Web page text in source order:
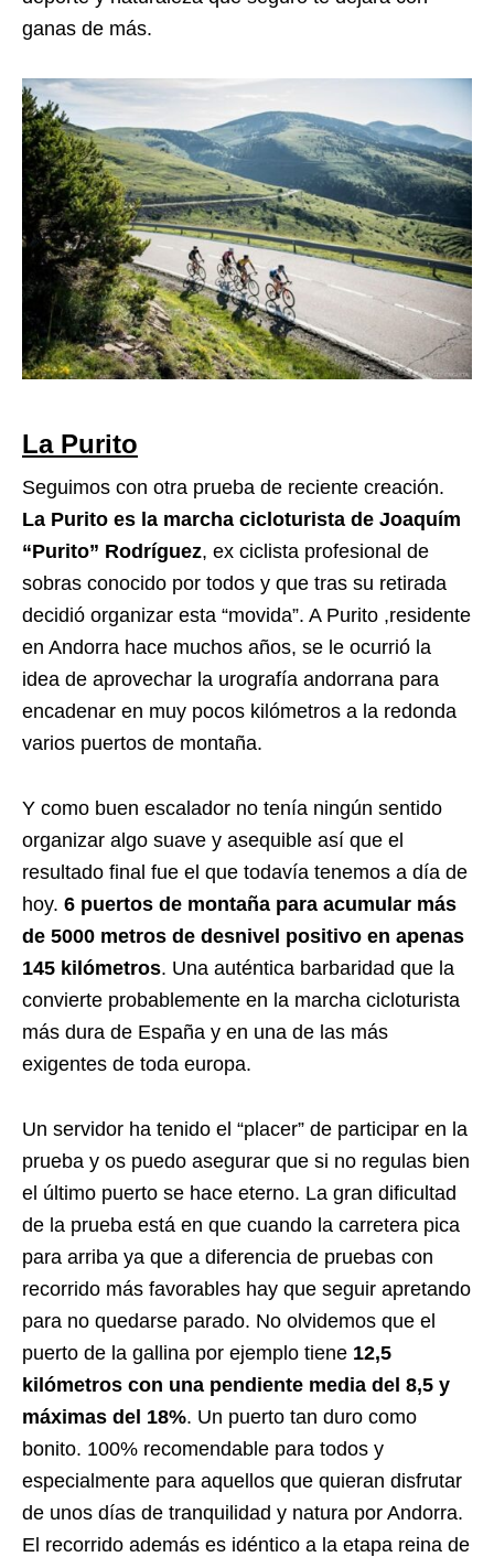
ganas de más.
La Purito
Seguimos con otra prueba de reciente creación.
La Purito es la marcha cicloturista de Joaquím
“Purito” Rodríguez, ex ciclista profesional de
sobras conocido por todos y que tras su retirada
decidió organizar esta “movida”. A Purito ,residente
en Andorra hace muchos años, se le ocurrió la
idea de aprovechar la urografía andorrana para
encadenar en muy pocos kilómetros a la redonda
varios puertos de montaña.
Y como buen escalador no tenía ningún sentido
organizar algo suave y asequible así que el
resultado final fue el que todavía tenemos a día de
hoy. 6 puertos de montaña para acumular más
de 5000 metros de desnivel positivo en apenas
145 kilómetros. Una auténtica barbaridad que la
convierte probablemente en la marcha cicloturista
más dura de España y en una de las más
exigentes de toda europa.
Un servidor ha tenido el “placer” de participar en la
prueba y os puedo asegurar que si no regulas bien
el último puerto se hace eterno. La gran dificultad
de la prueba está en que cuando la carretera pica
para arriba ya que a diferencia de pruebas con
recorrido más favorables hay que seguir apretando
para no quedarse parado. No olvidemos que el
puerto de la gallina por ejemplo tiene 12,5
kilómetros con una pendiente media del 8,5 y
máximas del 18%. Un puerto tan duro como
bonito. 100% recomendable para todos y
especialmente para aquellos que quieran disfrutar
de unos días de tranquilidad y natura por Andorra.
El recorrido además es idéntico a la etapa reina de